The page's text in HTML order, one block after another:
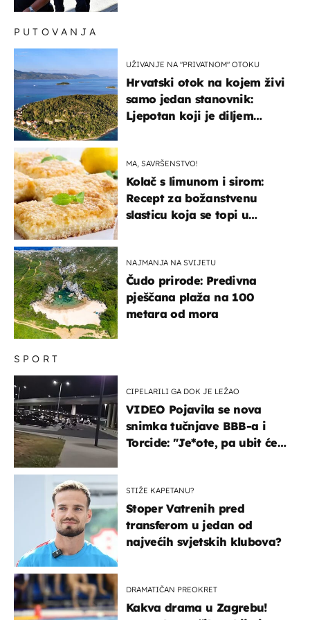
SPORT
CIPELARILI GA DOK JE LEŽAO
VIDEO Pojavila se nova
snimka tučnjave BBB-a i
Torcide: "Je*ote, pa ubit će
STIŽE KAPETANU?
Stoper Vatrenih pred
transferom u jedan od
najvećih svjetskih klubova?
DRAMATIČAN PREOKRET
Kakva drama u Zagrebu!
PUTOVANJA
UŽIVANJE NA "PRIVATNOM" OTOKU
Hrvatski otok na kojem živi
samo jedan stanovnik:
Ljepotan koji je diljem
MA, SAVRŠENSTVO!
Kolač s limunom i sirom:
Recept za božanstvenu
slasticu koja se topi u
NAJMANJA NA SVIJETU
Čudo prirode: Predivna
pješčana plaža na 100
metara od mora